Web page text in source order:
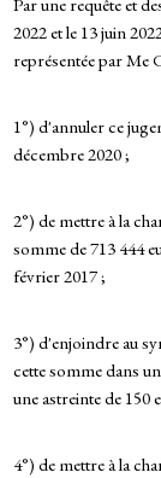
2022 et le 13 juin
représentée par Me
1°) d'annuler ce
décembre 2020 ;
2°) de mettre à la
somme de 713 444
février 2017 ;
3°) d'enjoindre au
cette somme dans
une astreinte de 150
4°) de mettre à la